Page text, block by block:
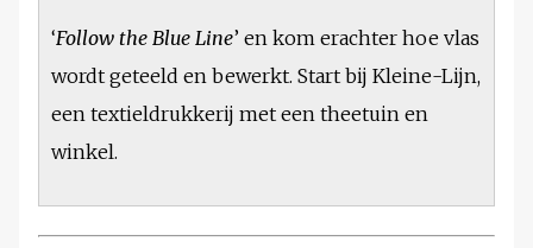
‘Follow the Blue Line’ en kom erachter hoe vlas
wordt geteeld en bewerkt. Start bij Kleine-Lijn,
een textieldrukkerij met een theetuin en
winkel.